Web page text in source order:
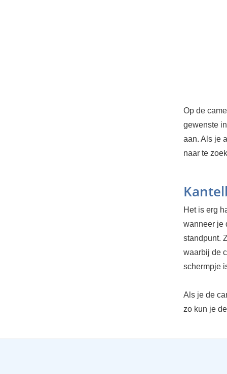
Op de
gewenste
aan. Als je
naar te
Het is erg
wanneer je
standpunt.
waarbij de
schermpje
Als je de
zo kun je